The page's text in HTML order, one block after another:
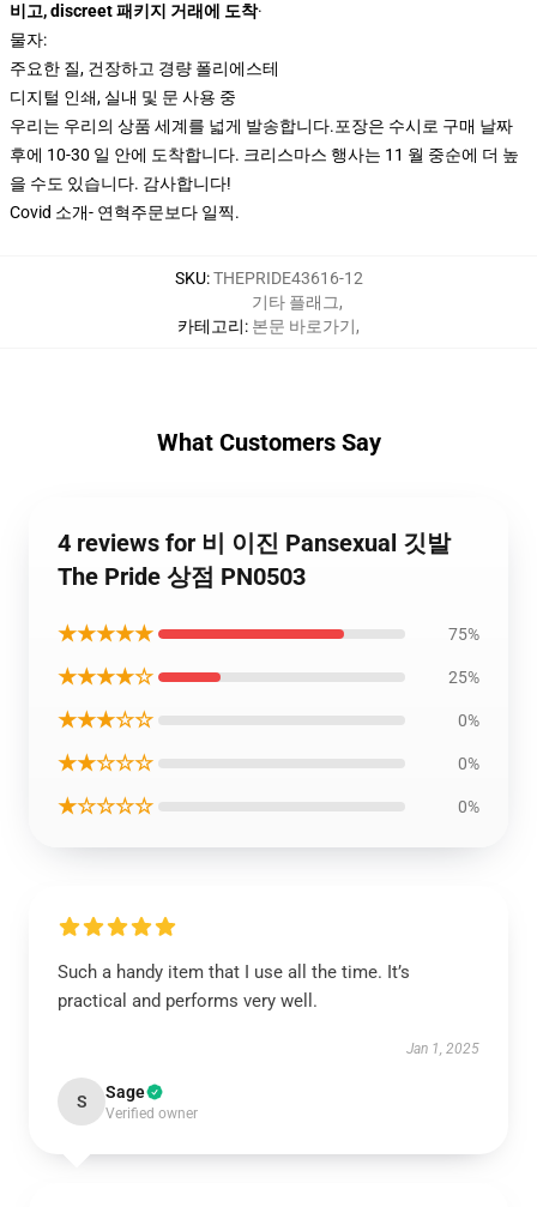
비고, discreet 패키지 거래에 도착·
물자:
주요한 질, 건장하고 경량 폴리에스테
디지털 인쇄, 실내 및 문 사용 중
우리는 우리의 상품 세계를 넓게 발송합니다.포장은 수시로 구매 날짜
후에 10-30 일 안에 도착합니다. 크리스마스 행사는 11 월 중순에 더 높
을 수도 있습니다. 감사합니다!
Covid 소개- 연혁주문보다 일찍.
SKU:THEPRIDE43616-12
카테고리:
기타 플래그,
본문 바로가기,
What Customers Say
4 reviews for 비 이진 Pansexual 깃발
The Pride 상점 PN0503
★★★★★ 75%
★★★★☆ 25%
★★★☆☆ 0%
★★☆☆☆ 0%
★☆☆☆☆ 0%
Such a handy item that I use all the time. It’s
practical and performs very well.
Jan 1, 2025
S Sage
Verified owner